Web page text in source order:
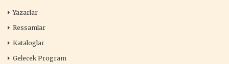
Yazarlar
Ressamlar
Kataloglar
Gelecek Program